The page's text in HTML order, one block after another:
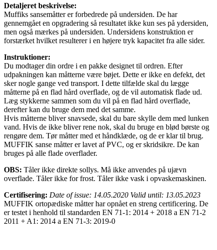
Detaljeret beskrivelse:
Muffiks sansemåtter er forbedrede på undersiden. De har
gennemgået en opgradering så resultatet ikke kun ses på ydersiden,
men også mærkes på undersiden. Undersidens konstruktion er
forstærket hvilket resulterer i en højere tryk kapacitet fra alle sider.
Instruktioner:
Du modtager din ordre i en pakke designet til ordren. Efter
udpakningen kan måtterne være bøjet. Dette er ikke en defekt, det
sker nogle gange ved transport. I dette tilfælde skal du lægge
måtterne på en flad hård overflade, og de vil automatisk flade ud.
Læg stykkerne sammen som du vil på en flad hård overflade,
derefter kan du bruge dem med det samme.
Hvis måtterne bliver snavsede, skal du bare skylle dem med lunken
vand. Hvis de ikke bliver rene nok, skal du bruge en blød børste og
rengøre dem. Tør måtter med et håndklæde, og de er klar til brug.
MUFFIK sanse måtter er lavet af PVC, og er skridsikre. De kan
bruges på alle flade overflader.
OBS: Tåler ikke direkte sollys. Må ikke anvendes på ujævn
overflade. Tåler ikke for frost. Tåler ikke vask i opvaskemaskinen.
Certifisering: Date of issue: 14.05.2020 Valid until: 13.05.2023
MUFFIK ortopædiske måtter har opnået en streng certificering. De
er testet i henhold til standarden EN 71-1: 2014 + 2018 a EN 71-2
2011 + A1: 2014 a EN 71-3: 2019-0